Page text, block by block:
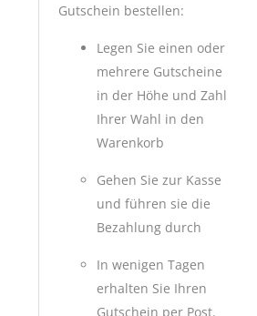
Gutschein bestellen:
Legen Sie einen oder
mehrere Gutscheine
in der Höhe und Zahl
Ihrer Wahl in den
Warenkorb
Gehen Sie zur Kasse
und führen sie die
Bezahlung durch
In wenigen Tagen
erhalten Sie Ihren
Gutschein per Post.